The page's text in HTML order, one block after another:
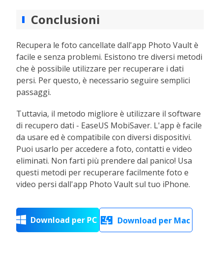
Conclusioni
Recupera le foto cancellate dall'app Photo Vault è
facile e senza problemi. Esistono tre diversi metodi
che è possibile utilizzare per recuperare i dati
persi. Per questo, è necessario seguire semplici
passaggi.
Tuttavia, il metodo migliore è utilizzare il software
di recupero dati - EaseUS MobiSaver. L'app è facile
da usare ed è compatibile con diversi dispositivi.
Puoi usarlo per accedere a foto, contatti e video
eliminati. Non farti più prendere dal panico! Usa
questi metodi per recuperare facilmente foto e
video persi dall'app Photo Vault sul tuo iPhone.
 Download per PC  Download per Mac